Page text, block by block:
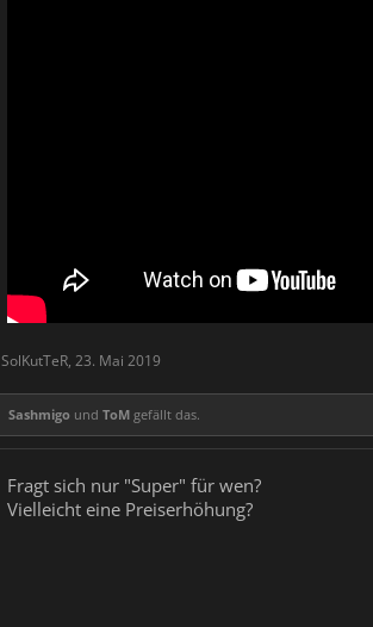
SolKutTeR, 23. Mai 2019
Sashmigo und ToM gefällt das.
Fragt sich nur "Super" für wen?
Vielleicht eine Preiserhöhung?